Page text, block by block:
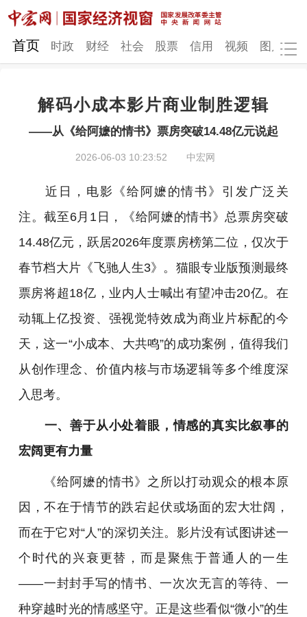
网站地图
图片
地方发展
首页 时政 财经 社会 股票 信用 视频 图片
解码小成本影片商业制胜逻辑
——从《给阿嬷的情书》票房突破14.48亿元说起
2026-06-03 10:23:52 中宏网
近日，电影《给阿嬷的情书》引发广泛关
注。截至6月1日，《给阿嬷的情书》总票房突破
14.48亿元，跃居2026年度票房榜第二位，仅次于
春节档大片《飞驰人生3》。猫眼专业版预测最终
票房将超18亿，业内人士喊出有望冲击20亿。在
动辄上亿投资、强视觉特效成为商业片标配的今
天，这一“小成本、大共鸣”的成功案例，值得我们
从创作理念、价值内核与市场逻辑等多个维度深
入思考。
一、善于从小处着眼，情感的真实比叙事的
宏阔更有力量
《给阿嬷的情书》之所以打动观众的根本原
因，不在于情节的跌宕起伏或场面的宏大壮阔，
而在于它对“人”的深切关注。影片没有试图讲述一
个时代的兴衰更替，而是聚焦于普通人的一生
——一封封手写的情书、一次次无言的等待、一
种穿越时光的情感坚守。正是这些看似“微小”的生